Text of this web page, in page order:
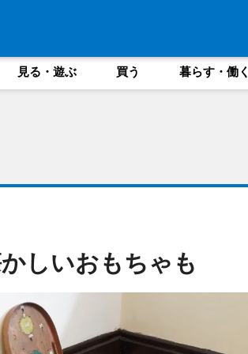
見る・遊ぶ 買う 暮らす・働く
しいおもちゃも